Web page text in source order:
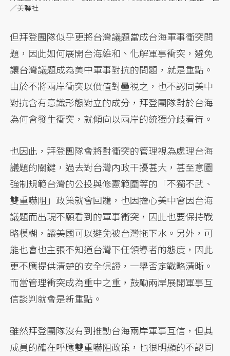
／美聯社
但拜登團隊似乎更將台灣議題當成台海軍事衝突問
題，因此如何展開台海維和、化解軍事衝突，避免
讓台灣議題成為美中軍事對抗的問題，就是重點。
由於不將兩岸衝突以價值對壘視之，也不認同美中
對抗含有意識形態對立的成分，拜登團隊對於台海
為何會發生衝突，就傾向以兩岸的統獨分歧看待。
也因此，拜登團隊會將對衝突的管理視為處理台海
議題的關鍵，過去對台灣內政干擾甚大，甚至意圖
強制規範台灣的公投與修憲範圍等的「不獨不武、
雙重嚇阻」政策就會回籠，也因擔心美中會因台海
議題而出現不願看到的軍事衝突，因此也要保持戰
略模糊，讓美國可以避免被台灣拖下水。另外，可
能也會也主張不知道台灣下任領導者的態度，因此
更不應提供清楚的安全保證，一舉否定戰略清晰。
而當管理衝突成為重中之重，鼓勵兩岸展開軍事互
信談判就會是新重點。
雖然拜登團隊沒有到推動台海兩岸軍事互信，但其
成員的確在呼應雙重嚇阻政策，也很明顯的不認同